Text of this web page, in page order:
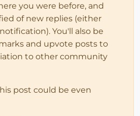
you were before, and
of new replies (either
You'll also be
and upvote posts to
to other community
post could be even